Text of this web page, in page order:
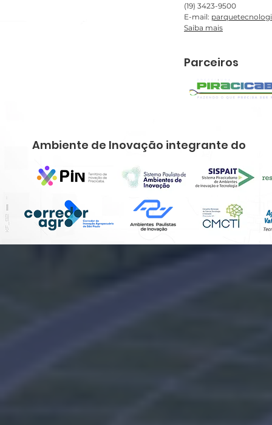
(19) 3423-9500
E-mail:
Saiba mais
Parceiros
Ambiente de Inovação integrante do